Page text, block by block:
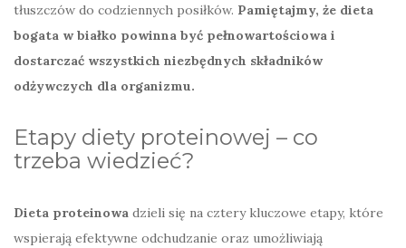
tłuszczów do codziennych posiłków. Pamiętajmy, że dieta
bogata w białko powinna być pełnowartościowa i
dostarczać wszystkich niezbędnych składników
odżywczych dla organizmu.
Etapy diety proteinowej – co
trzeba wiedzieć?
Dieta proteinowa dzieli się na cztery kluczowe etapy, które
wspierają efektywne odchudzanie oraz umożliwiają